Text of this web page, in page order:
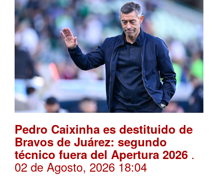
Pedro Caixinha es destituido de
Bravos de Juárez: segundo
técnico fuera del Apertura 2026 .
02 de Agosto, 2026 18:04